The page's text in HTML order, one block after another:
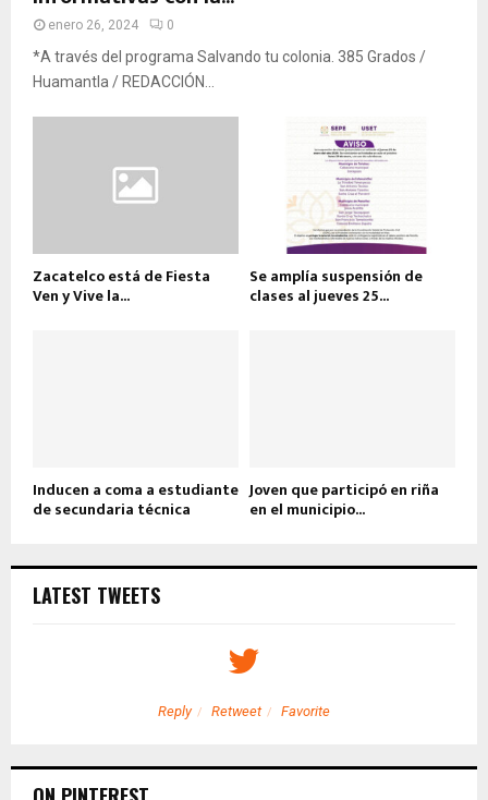
enero 26, 2024 0
*A través del programa Salvando tu colonia. 385 Grados /
Huamantla / REDACCIÓN...
Zacatelco está de Fiesta
Ven y Vive la...
Se amplía suspensión de
clases al jueves 25...
Inducen a coma a estudiante
de secundaria técnica
Joven que participó en riña
en el municipio...
LATEST TWEETS
Reply Retweet Favorite